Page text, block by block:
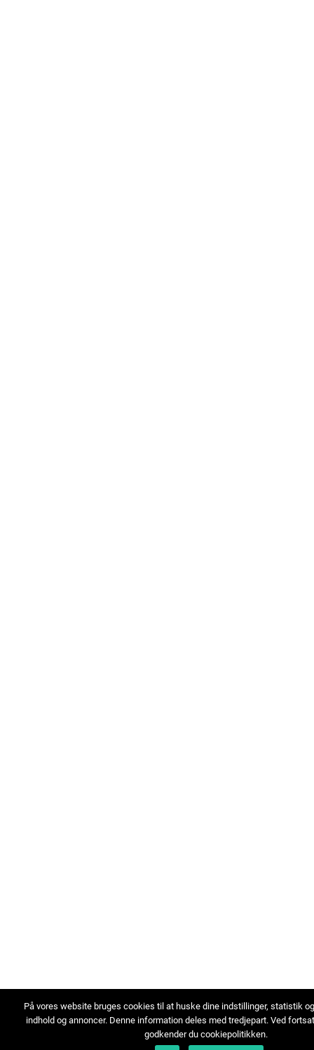
På vores website bruges cookies til at huske dine indstillinger, statistik
indhold og annoncer. Denne information deles med tredjepart. Ved
godkender du cookiepolitikken.